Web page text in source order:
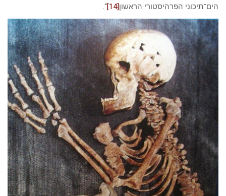
הים־תיכוני הפרהיסטורי הראשון[14]
“.